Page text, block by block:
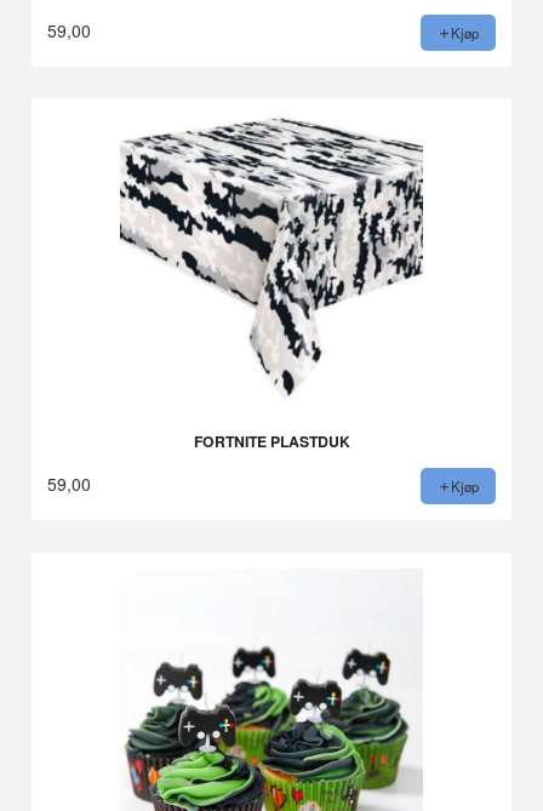
59,00 Kjøp
FORTNITE PLASTDUK
59,00 Kjøp